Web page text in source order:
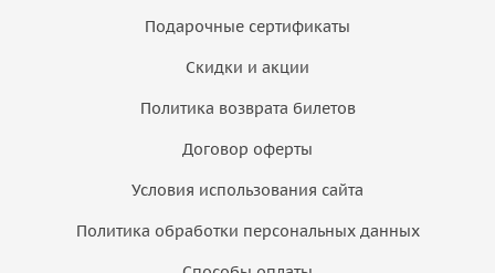
Подарочные сертификаты
Скидки и акции
Политика возврата билетов
Договор оферты
Условия использования сайта
Политика обработки персональных данных